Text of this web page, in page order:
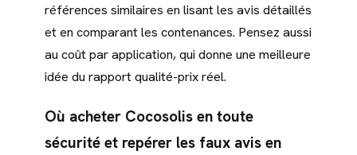
références similaires en lisant les avis détaillés
et en comparant les contenances. Pensez aussi
au coût par application, qui donne une meilleure
idée du rapport qualité-prix réel.
Où acheter Cocosolis en toute
sécurité et repérer les faux avis en